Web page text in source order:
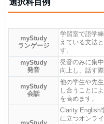
選択科目例
myStudy
ランゲージ
学習室で語学
えている文法
す。
myStudy
発音
発音のみに集
向上し、話す
myStudy
会話
他の学生や先
し合うことに
を高めます。
Clarity English
に立つオンラ